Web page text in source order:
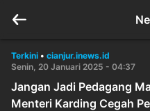
Terkini • cianjur.inews.id
Senin, 20 Januari 2025 - 04:37
Jangan Jadi Pedagang
Menteri Karding Cegah